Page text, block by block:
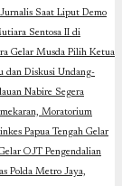
Saat Liput Demo
Sentosa II di
Gelar Musda Pilih Ketua
dan Diskusi Undang-
Nabire Segera
Moratorium
Papua Tengah Gelar
OJT Pengendalian
Polda Metro Jaya,